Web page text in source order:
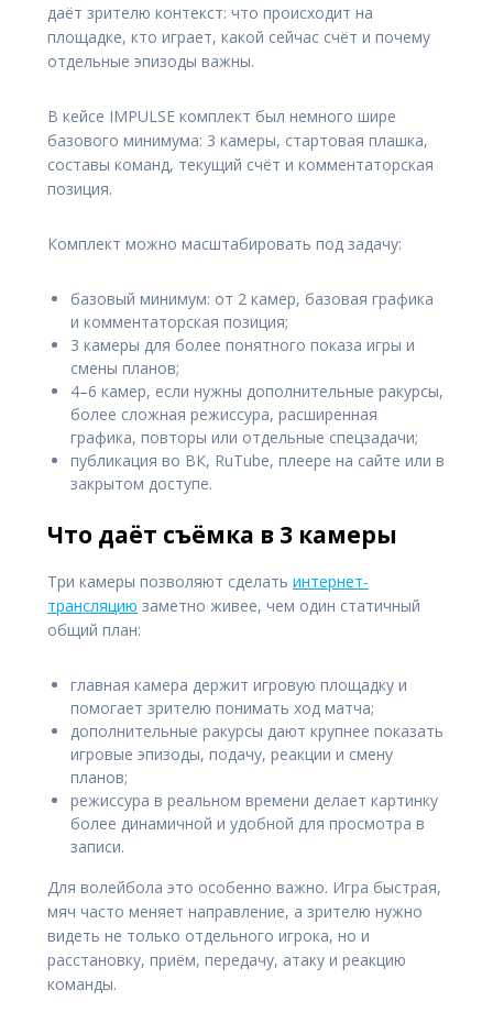
даёт зрителю контекст: что происходит на
площадке, кто играет, какой сейчас счёт и почему
отдельные эпизоды важны.
В кейсе IMPULSE комплект был немного шире
базового минимума: 3 камеры, стартовая плашка,
составы команд, текущий счёт и комментаторская
позиция.
Комплект можно масштабировать под задачу:
базовый минимум: от 2 камер, базовая графика
и комментаторская позиция;
3 камеры для более понятного показа игры и
смены планов;
4–6 камер, если нужны дополнительные ракурсы,
более сложная режиссура, расширенная
графика, повторы или отдельные спецзадачи;
публикация во ВК, RuTube, плеере на сайте или в
закрытом доступе.
Что даёт съёмка в 3 камеры
Три камеры позволяют сделать интернет-
трансляцию заметно живее, чем один статичный
общий план:
главная камера держит игровую площадку и
помогает зрителю понимать ход матча;
дополнительные ракурсы дают крупнее показать
игровые эпизоды, подачу, реакции и смену
планов;
режиссура в реальном времени делает картинку
более динамичной и удобной для просмотра в
записи.
Для волейбола это особенно важно. Игра быстрая,
мяч часто меняет направление, а зрителю нужно
видеть не только отдельного игрока, но и
расстановку, приём, передачу, атаку и реакцию
команды.